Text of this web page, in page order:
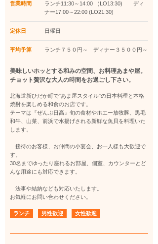
営業時間
ランチ11:30～14:00 （LO13:30) ディ
ナー17:00～22:00 (LO21:30)
定休日 日曜日
平均予算 ランチ７５０円～ ディナー３５００円～
美味しいホッとする和みの空間、お料理あまや屋。
チョット贅沢な大人の時間をお過ごし下さい。
北海道新ひだか町で"あま屋スタイル"の日本料理と本格
焼酎を楽しめる和食のお店です。
テーマは『ぜんぶ日高』旬の食材やホエー放牧豚、黒毛
和牛、山菜、前浜で水揚げされる新鮮な魚貝を料理いた
します。
接待のお客様、お仲間の小宴会、お一人様も大歓迎で
す。
30名までゆったり座れるお部屋、個室、カウンターとど
んな用途にも対応できます。
法事や結納なども対応いたします。
お気軽にお問い合わせください。
ランチ 男性歓迎 女性歓迎